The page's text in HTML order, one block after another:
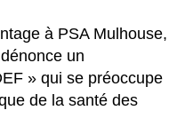
à PSA Mulhouse,
un
» qui se préoccupe
de la santé des